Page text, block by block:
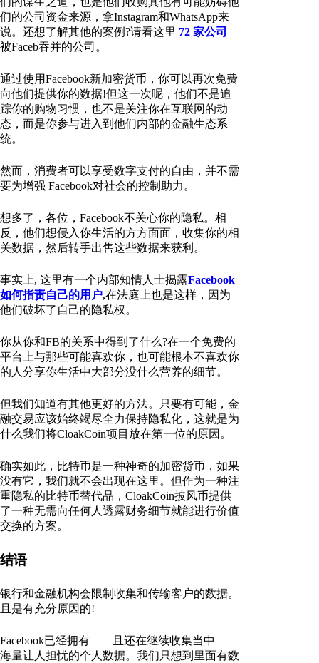
们的公司资金来源，拿Instagram和WhatsApp来
说。还想了解其他的案例?请看这里 72 家公司
被Faceb吞并的公司。
通过使用Facebook新加密货币，你可以再次免费
向他们提供你的数据!但这一次呢，他们不是追
踪你的购物习惯，也不是关注你在互联网的动
态，而是你参与进入到他们内部的金融生态系
统。
然而，消费者可以享受数字支付的自由，并不需
要为增强 Facebook对社会的控制助力。
想多了，各位，Facebook不关心你的隐私。相
反，他们想侵入你生活的方方面面，收集你的相
关数据，然后转手出售这些数据来获利。
事实上, 这里有一个内部知情人士揭露Facebook
如何指责自己的用户,在法庭上也是这样，因为
他们破坏了自己的隐私权。
你从你和FB的关系中得到了什么?在一个免费的
平台上与那些可能喜欢你，也可能根本不喜欢你
的人分享你生活中大部分没什么营养的细节。
但我们知道有其他更好的方法。只要有可能，金
融交易应该始终竭尽全力保持隐私化，这就是为
什么我们将CloakCoin项目放在第一位的原因。
确实如此，比特币是一种神奇的加密货币，如果
没有它，我们就不会出现在这里。但作为一种注
重隐私的比特币替代品，CloakCoin披风币提供
了一种无需向任何人透露财务细节就能进行价值
交换的方案。
结语
银行和金融机构会限制收集和传输客户的数据。
且是有充分原因的!
Facebook已经拥有——且还在继续收集当中——
海量让人担忧的个人数据。我们只想到里面有数